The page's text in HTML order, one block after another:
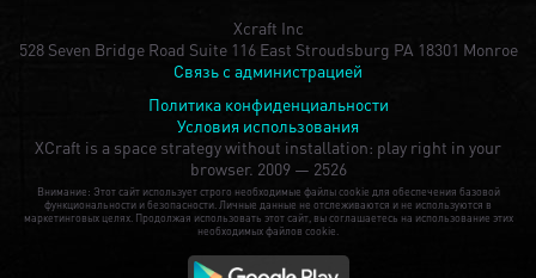
Xcraft Inc
528 Seven Bridge Road Suite 116 East Stroudsburg PA 18301 Monroe
Связь с администрацией
Политика конфиденциальности
Условия использования
XCraft is a space strategy without installation: play right in your
browser. 2009 — 2526
Внимание: Этот сайт использует строго необходимые файлы cookie для обеспечения базовой
функциональности и безопасности. Личные данные не отслеживаются и не используются в
маркетинговых целях. Продолжая использовать этот сайт, вы соглашаетесь на использование этих
необходимых файлов cookie.